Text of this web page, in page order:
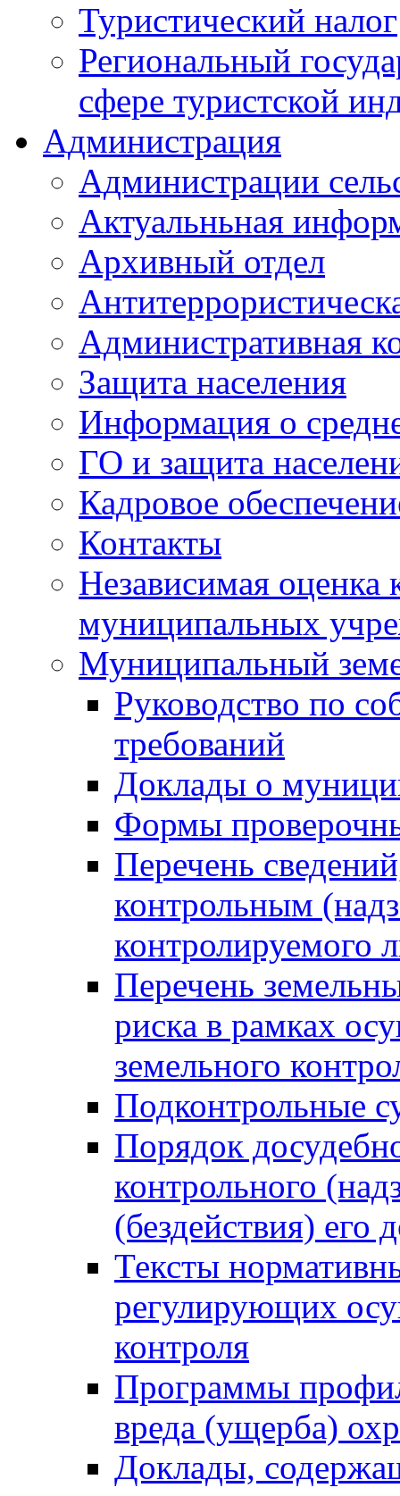
Туристический налог
Региональный
сфере туристской
Администрация
Администрации
Актуальньная
Архивный отдел
Административная
Защита населения
Информация о
ГО и защита
Кадровое
Контакты
Независимая оценка
муниципальных
Муниципальный
Руководство по
требований
Доклады о
Формы
Перечень
контрольным
контролируемого
Перечень
риска в рамках
земельного
Подконтрольные
Порядок
контрольного
(бездействия)
Тексты
регулирующих
контроля
Программы
вреда (ущерба)
Доклады,